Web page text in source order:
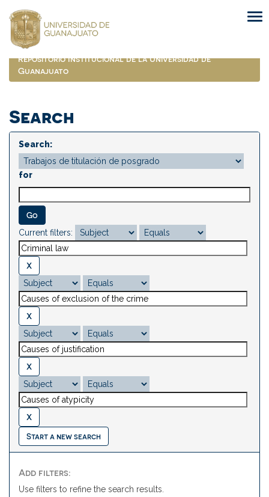
navigation
Repositorio Institucional de la Universidad de
Guanajuato
Search
Search:
for
Current filters:
Start a new search
Add filters:
Use filters to refine the search results.